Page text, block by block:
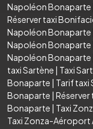
Napoléon Bonaparte
Réserver taxi
Napoléon Bonaparte
Napoléon Bonaparte
Napoléon Bonaparte
taxi Sartène | Taxi
Bonaparte | Tarif
Bonaparte |
Bonaparte | Taxi
Taxi Zonza-